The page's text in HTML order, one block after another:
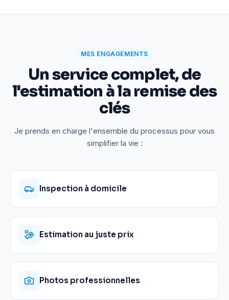
MES ENGAGEMENTS
Un service complet, de
l'estimation à la remise des
clés
Je prends en charge l'ensemble du processus pour vous
simplifier la vie :
Inspection à domicile
Estimation au juste prix
Photos professionnelles